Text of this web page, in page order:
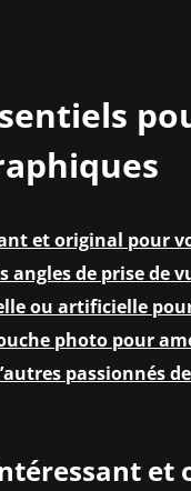
et original pour
angles de prise de
ou artificielle
photo pour
passionnés